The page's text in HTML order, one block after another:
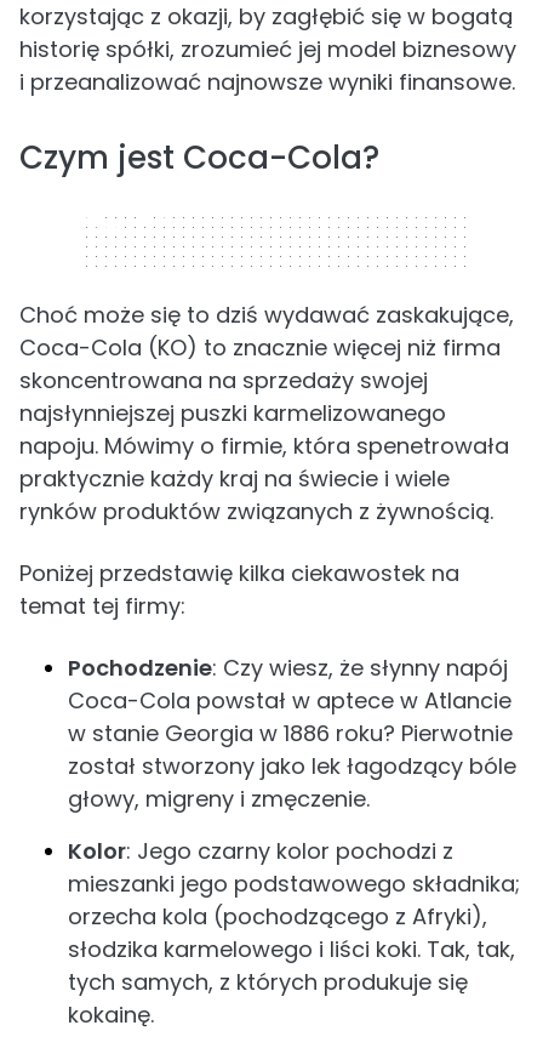
korzystając z okazji, by zagłębić się w bogatą
historię spółki, zrozumieć jej model biznesowy
i przeanalizować najnowsze wyniki finansowe.
Czym jest Coca-Cola?
320 x 50
Choć może się to dziś wydawać zaskakujące,
Coca-Cola (KO) to znacznie więcej niż firma
skoncentrowana na sprzedaży swojej
najsłynniejszej puszki karmelizowanego
napoju. Mówimy o firmie, która spenetrowała
praktycznie każdy kraj na świecie i wiele
rynków produktów związanych z żywnością.
Poniżej przedstawię kilka ciekawostek na
temat tej firmy:
Pochodzenie: Czy wiesz, że słynny napój
Coca-Cola powstał w aptece w Atlancie
w stanie Georgia w 1886 roku? Pierwotnie
został stworzony jako lek łagodzący bóle
głowy, migreny i zmęczenie.
Kolor: Jego czarny kolor pochodzi z
mieszanki jego podstawowego składnika;
orzecha kola (pochodzącego z Afryki),
słodzika karmelowego i liści koki. Tak, tak,
tych samych, z których produkuje się
kokainę.